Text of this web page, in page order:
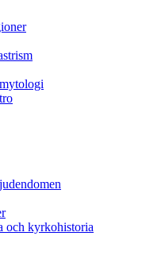
och kyrkohistoria